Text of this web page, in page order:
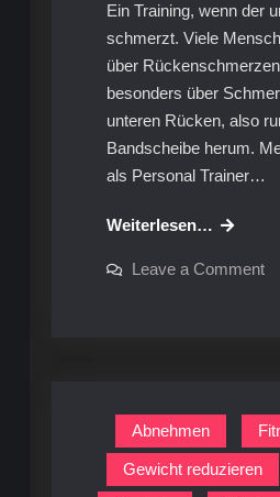
Ein Training, wenn der
schmerzt. Viele
über
besonders über
unteren Rücken, also
Bandscheibe herum.
als Personal Trainer…
Weiterlesen… Tina‘s
Leave a Commenton
Abnehmen
Gewicht reduzieren